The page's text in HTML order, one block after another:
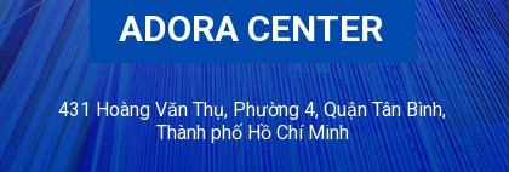
431 Hoàng Văn Thụ, Phường 4, Quận Tân Bình,
Thành phố Hồ Chí Minh
ADORA CENTER